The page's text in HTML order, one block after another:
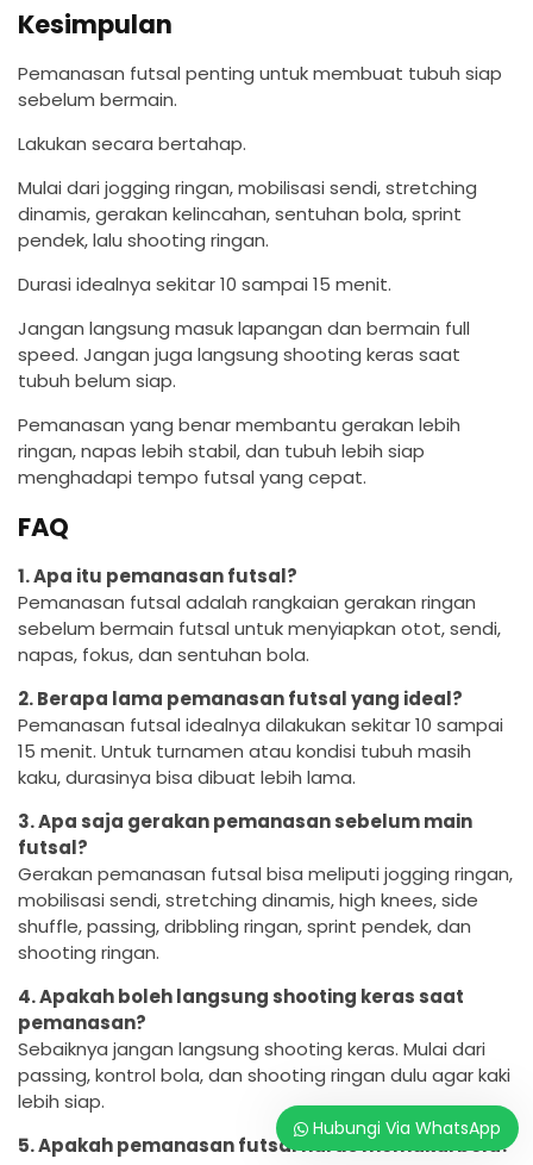
Kesimpulan
Pemanasan futsal penting untuk membuat tubuh siap
sebelum bermain.
Lakukan secara bertahap.
Mulai dari jogging ringan, mobilisasi sendi, stretching
dinamis, gerakan kelincahan, sentuhan bola, sprint
pendek, lalu shooting ringan.
Durasi idealnya sekitar 10 sampai 15 menit.
Jangan langsung masuk lapangan dan bermain full
speed. Jangan juga langsung shooting keras saat
tubuh belum siap.
Pemanasan yang benar membantu gerakan lebih
ringan, napas lebih stabil, dan tubuh lebih siap
menghadapi tempo futsal yang cepat.
FAQ
1. Apa itu pemanasan futsal?
Pemanasan futsal adalah rangkaian gerakan ringan
sebelum bermain futsal untuk menyiapkan otot, sendi,
napas, fokus, dan sentuhan bola.
2. Berapa lama pemanasan futsal yang ideal?
Pemanasan futsal idealnya dilakukan sekitar 10 sampai
15 menit. Untuk turnamen atau kondisi tubuh masih
kaku, durasinya bisa dibuat lebih lama.
3. Apa saja gerakan pemanasan sebelum main
futsal?
Gerakan pemanasan futsal bisa meliputi jogging ringan,
mobilisasi sendi, stretching dinamis, high knees, side
shuffle, passing, dribbling ringan, sprint pendek, dan
shooting ringan.
4. Apakah boleh langsung shooting keras saat
pemanasan?
Sebaiknya jangan langsung shooting keras. Mulai dari
passing, kontrol bola, dan shooting ringan dulu agar kaki
lebih siap.
5. Apakah pemanasan futsal harus memakai bola?
Hubungi Via WhatsApp